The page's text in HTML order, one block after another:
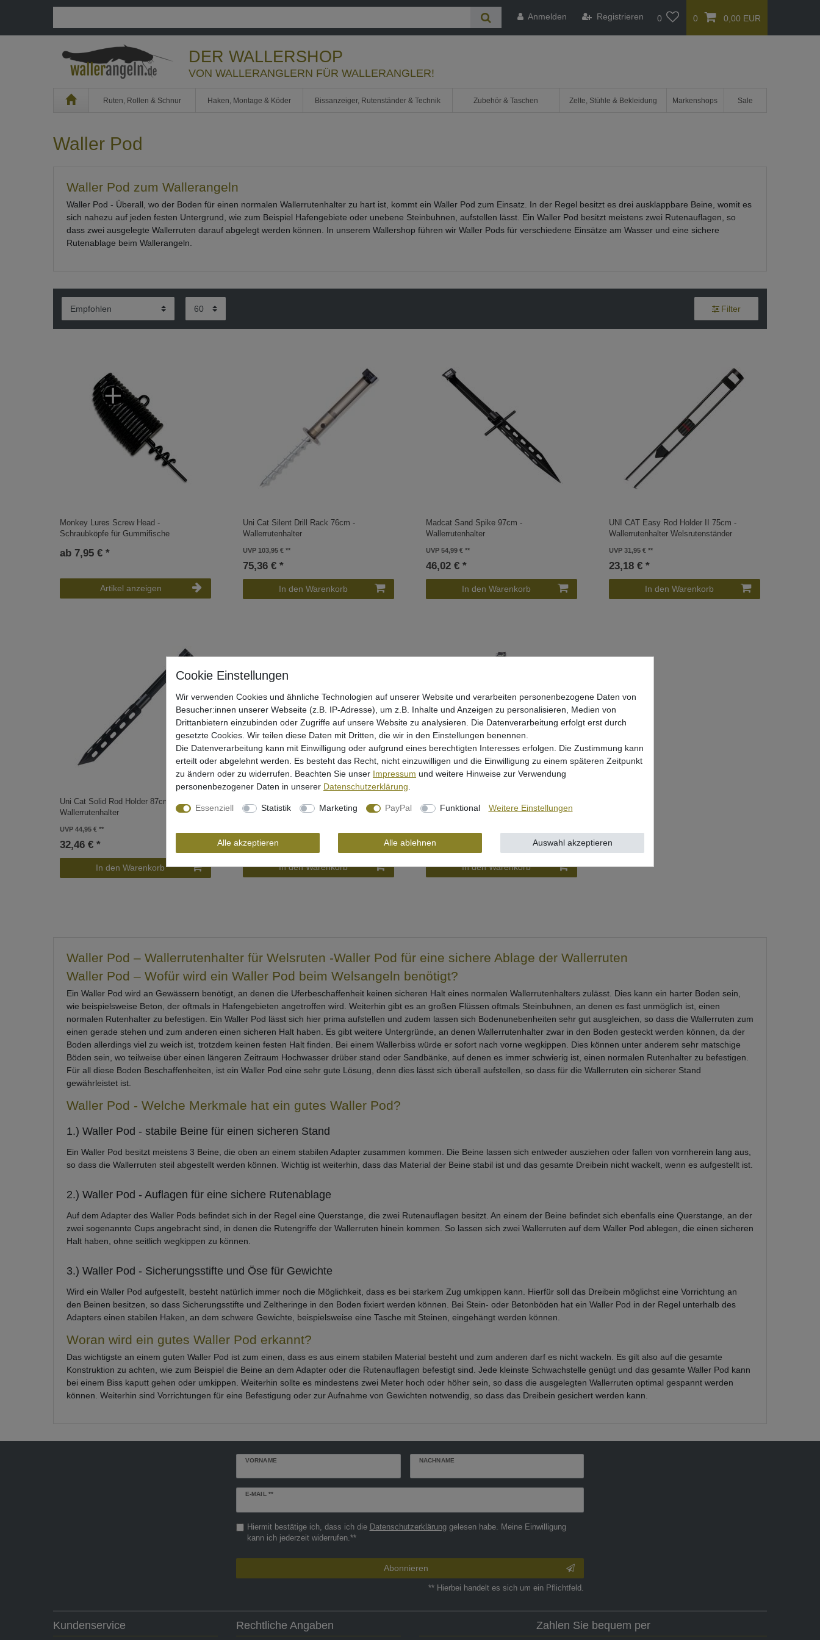
Anmelden Registrieren 0 0 0,00 EUR
DER WALLERSHOP
VON WALLERANGLERN FÜR WALLERANGLER!
Home Ruten, Rollen & Schnur Haken, Montage & Köder Bissanzeiger, Rutenständer & Technik Zubehör & Taschen Zelte, Stühle & Bekleidung Markenshops Sale
Waller Pod
Waller Pod zum Wallerangeln
Waller Pod - Überall, wo der Boden für einen normalen Wallerrutenhalter zu hart ist, kommt ein Waller Pod zum Einsatz. In der Regel besitzt es drei ausklappbare Beine, womit es
sich nahezu auf jeden festen Untergrund, wie zum Beispiel Hafengebiete oder unebene Steinbuhnen, aufstellen lässt. Ein Waller Pod besitzt meistens zwei Rutenauflagen, so
dass zwei ausgelegte Wallerruten darauf abgelegt werden können. In unserem Wallershop führen wir Waller Pods für verschiedene Einsätze am Wasser und eine sichere
Rutenablage beim Wallerangeln.
Filter
Monkey Lures Screw Head -
Schraubköpfe für Gummifische
ab 7,95 € *
Artikel anzeigen
Uni Cat Silent Drill Rack 76cm -
Wallerrutenhalter
UVP 103,95 €
75,36 € *
In den Warenkorb
Madcat Sand Spike 97cm -
Wallerrutenhalter
UVP 54,99 €
46,02 € *
In den Warenkorb
UNI CAT Easy Rod Holder II 75cm -
Wallerrutenhalter Welsrutenständer
UVP 31,95 €
23,18 € *
In den Warenkorb
Uni Cat Solid Rod Holder 87cm -
Wallerrutenhalter
UVP 44,95 €
32,46 € *
In den Warenkorb
Wallerrutenhalter
64,95 € *
In den Warenkorb
Stand Basic
59,95 € *
In den Warenkorb
Waller Pod – Wallerrutenhalter für Welsruten -Waller Pod für eine sichere Ablage der Wallerruten
Waller Pod – Wofür wird ein Waller Pod beim Welsangeln benötigt?
Ein Waller Pod wird an Gewässern benötigt, an denen die Uferbeschaffenheit keinen sicheren Halt eines normalen Wallerrutenhalters zulässt. Dies kann ein harter Boden sein,
wie beispielsweise Beton, der oftmals in Hafengebieten angetroffen wird. Weiterhin gibt es an großen Flüssen oftmals Steinbuhnen, an denen es fast unmöglich ist, einen
normalen Rutenhalter zu befestigen. Ein Waller Pod lässt sich hier prima aufstellen und zudem lassen sich Bodenunebenheiten sehr gut ausgleichen, so dass die Wallerruten zum
einen gerade stehen und zum anderen einen sicheren Halt haben. Es gibt weitere Untergründe, an denen Wallerrutenhalter zwar in den Boden gesteckt werden können, da der
Boden allerdings viel zu weich ist, trotzdem keinen festen Halt finden. Bei einem Wallerbiss würde er sofort nach vorne wegkippen. Dies können unter anderem sehr matschige
Böden sein, wo teilweise über einen längeren Zeitraum Hochwasser drüber stand oder Sandbänke, auf denen es immer schwierig ist, einen normalen Rutenhalter zu befestigen.
Für all diese Boden Beschaffenheiten, ist ein Waller Pod eine sehr gute Lösung, denn dies lässt sich überall aufstellen, so dass für die Wallerruten ein sicherer Stand
gewährleistet ist.
Waller Pod - Welche Merkmale hat ein gutes Waller Pod?
1.) Waller Pod - stabile Beine für einen sicheren Stand
Ein Waller Pod besitzt meistens 3 Beine, die oben an einem stabilen Adapter zusammen kommen. Die Beine lassen sich entweder ausziehen oder fallen von vornherein lang aus,
so dass die Wallerruten steil abgestellt werden können. Wichtig ist weiterhin, dass das Material der Beine stabil ist und das gesamte Dreibein nicht wackelt, wenn es aufgestellt ist.
2.) Waller Pod - Auflagen für eine sichere Rutenablage
Auf dem Adapter des Waller Pods befindet sich in der Regel eine Querstange, die zwei Rutenauflagen besitzt. An einem der Beine befindet sich ebenfalls eine Querstange, an der
zwei sogenannte Cups angebracht sind, in denen die Rutengriffe der Wallerruten hinein kommen. So lassen sich zwei Wallerruten auf dem Waller Pod ablegen, die einen sicheren
Halt haben, ohne seitlich wegkippen zu können.
3.) Waller Pod - Sicherungsstifte und Öse für Gewichte
Wird ein Waller Pod aufgestellt, besteht natürlich immer noch die Möglichkeit, dass es bei starkem Zug umkippen kann. Hierfür soll das Dreibein möglichst eine Vorrichtung an
den Beinen besitzen, so dass Sicherungsstifte und Zeltheringe in den Boden fixiert werden können. Bei Stein- oder Betonböden hat ein Waller Pod in der Regel unterhalb des
Adapters einen stabilen Haken, an dem schwere Gewichte, beispielsweise eine Tasche mit Steinen, eingehängt werden können.
Woran wird ein gutes Waller Pod erkannt?
Das wichtigste an einem guten Waller Pod ist zum einen, dass es aus einem stabilen Material besteht und zum anderen darf es nicht wackeln. Es gilt also auf die gesamte
Konstruktion zu achten, wie zum Beispiel die Beine an dem Adapter oder die Rutenauflagen befestigt sind. Jede kleinste Schwachstelle genügt und das gesamte Waller Pod kann
bei einem Biss kaputt gehen oder umkippen. Weiterhin sollte es mindestens zwei Meter hoch oder höher sein, so dass die ausgelegten Wallerruten optimal gespannt werden
können. Weiterhin sind Vorrichtungen für eine Befestigung oder zur Aufnahme von Gewichten notwendig, so dass das Dreibein gesichert werden kann.
VORNAME NACHNAME
E-MAIL **
Newsletter
Hiermit bestätige ich, dass ich die Daten­schutz­erklärunggelesen habe. Meine Einwilligung
kann ich jederzeit widerrufen.**
Abonnieren
** Hierbei handelt es sich um ein Pflichtfeld.
Kundenservice Rechtliche Angaben Zahlen Sie bequem per
Wir verwenden Cookies und ähnliche Technologien auf unserer Website und verarbeiten personenbezogene Daten von
Besucher:innen unserer Webseite (z.B. IP-Adresse), um z.B. Inhalte und Anzeigen zu personalisieren, Medien von
Drittanbietern einzubinden oder Zugriffe auf unsere Website zu analysieren. Die Datenverarbeitung erfolgt erst durch
gesetzte Cookies. Wir teilen diese Daten mit Dritten, die wir in den Einstellungen benennen.
Die Datenverarbeitung kann mit Einwilligung oder aufgrund eines berechtigten Interesses erfolgen. Die Zustimmung kann
erteilt oder abgelehnt werden. Es besteht das Recht, nicht einzuwilligen und die Einwilligung zu einem späteren Zeitpunkt
zu ändern oder zu widerrufen. Beachten Sie unser Impressum und weitere Hinweise zur Verwendung
personenbezogener Daten in unserer Daten­schutz­erklärung
Essenziell Statistik Marketing PayPal Funktional Weitere Einstellungen
Alle akzeptieren Alle ablehnen Auswahl akzeptieren